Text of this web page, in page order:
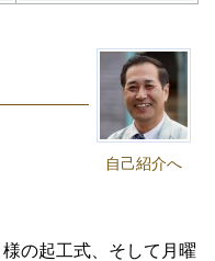
自己紹介へ
の起工式、そして月曜